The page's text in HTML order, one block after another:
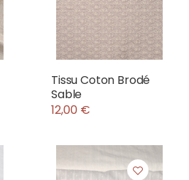
Tissu Coton Brodé
Sable
12,00 €